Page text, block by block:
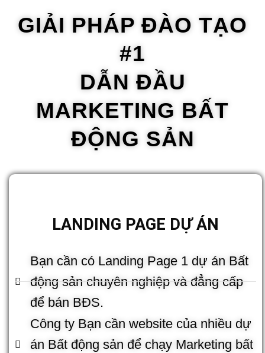
GIẢI PHÁP ĐÀO TẠO
#1
DẪN ĐẦU
MARKETING BẤT
ĐỘNG SẢN
LANDING PAGE DỰ ÁN
Bạn cần có Landing Page 1 dự án Bất
động sản chuyên nghiệp và đẳng cấp
để bán BĐS.
Công ty Bạn cần website của nhiều dự
án Bất động sản để chạy Marketing bất